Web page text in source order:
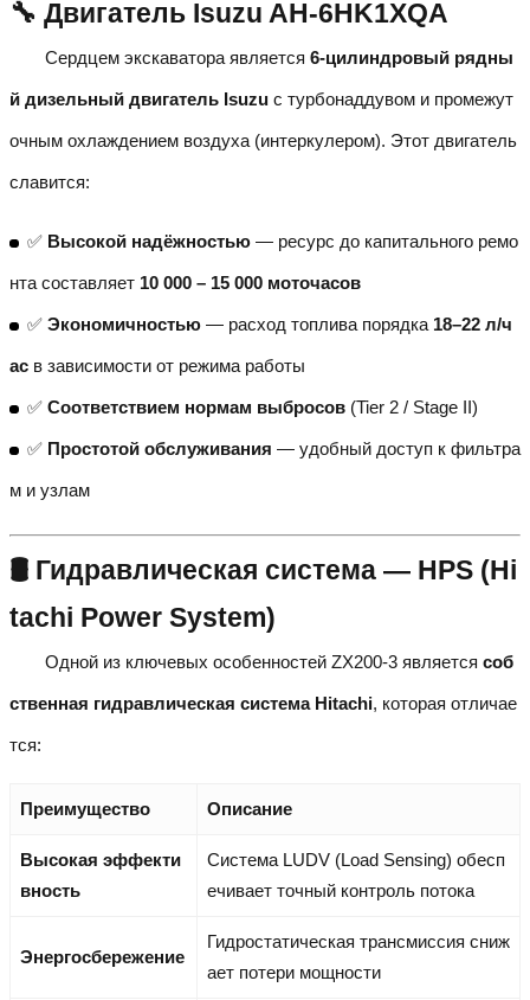
🔧 Двигатель Isuzu AH-6HK1XQA
Сердцем экскаватора является 6-цилиндровый рядны
й дизельный двигатель Isuzu с турбонаддувом и промежут
очным охлаждением воздуха (интеркулером). Этот двигатель
славится:
✅ Высокой надёжностью — ресурс до капитального ремо
нта составляет 10 000 – 15 000 моточасов
✅ Экономичностью — расход топлива порядка 18–22 л/ч
ас в зависимости от режима работы
✅ Соответствием нормам выбросов (Tier 2 / Stage II)
✅ Простотой обслуживания — удобный доступ к фильтра
м и узлам
🛢️ Гидравлическая система — HPS (Hi
tachi Power System)
Одной из ключевых особенностей ZX200-3 является соб
ственная гидравлическая система Hitachi, которая отличае
тся:
Преимущество Описание
Высокая эффекти
вность
Система LUDV (Load Sensing) обесп
ечивает точный контроль потока
Энергосбережение
Гидростатическая трансмиссия сниж
ает потери мощности